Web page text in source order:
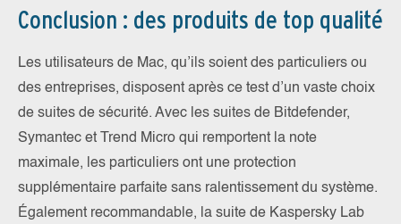
Conclusion : des produits de top qualité
Les utilisateurs de Mac, qu’ils soient des particuliers ou
des entreprises, disposent après ce test d’un vaste choix
de suites de sécurité. Avec les suites de Bitdefender,
Symantec et Trend Micro qui remportent la note
maximale, les particuliers ont une protection
supplémentaire parfaite sans ralentissement du système.
Également recommandable, la suite de Kaspersky Lab